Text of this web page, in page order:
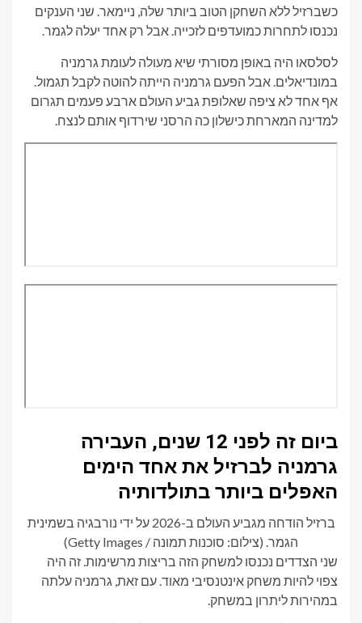
כשברזיל ללא השחקן הטוב ביותר שלה, ניימאר. שני הענקים
נכנסו לתחרות כמועדפים לזכייה. אבל רק אחד יעלה לגמר.
לסלסאו היה באופן מסורתי שיא מעולה לעומת גרמניה
במונדיאלים. אבל הפעם גרמניה הייתה להוטה לקבל תגמול.
אף אחד לא ציפה שאלופת גביע העולם ארבע פעמים תגרום
למדינה המארחת כישלון כה הרסני שירדוף אותם לנצח.
ביום זה לפני 12 שנים, העבירה
גרמניה לברזיל את אחד הימים
האפלים ביותר בתולדותיה
ברזיל הודחה מגביע העולם ב-2026 על ידי נורבגיה בשמינית
הגמר. (צילום: סוכנות תמונה / Getty Images)
שני הצדדים נכנסו למשחק הזה בריצות מרשימות. זה היה
צפוי להיות משחק אינטנסיבי מאוד. עם זאת, גרמניה עלתה
במהירות ליתרון במשחק.